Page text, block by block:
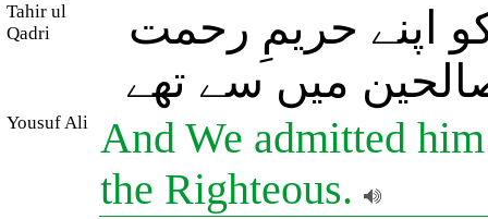
Tahir ul
Qadri
اپنے حریمِ رحمت
میں سے تھے
Yousuf Ali And We admitted
the Righteous.